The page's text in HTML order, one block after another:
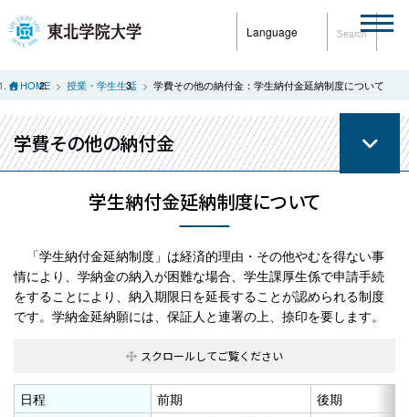
Language Search
HOME 授業・学生生活 学費その他の納付金：学生納付金延納制度について
学費その他の納付金
学生納付金延納制度について
「学生納付金延納制度」は経済的理由・その他やむを得ない事
情により、学納金の納入が困難な場合、学生課厚生係で申請手続
をすることにより、納入期限日を延長することが認められる制度
です。学納金延納願には、保証人と連署の上、捺印を要します。
日程 前期
後期